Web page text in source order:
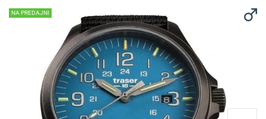
NA PREDAJNI